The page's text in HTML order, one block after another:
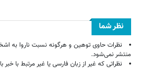
نظر شما
نظرات حاوی توهین و هرگونه نسبت ناروا به
منتشر نمی‌شود.
نظراتی که غیر از زبان فارسی یا غیر مرتبط با